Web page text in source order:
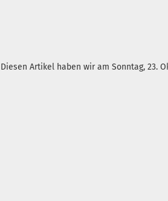
Diesen Artikel haben wir am Sonntag, 23.